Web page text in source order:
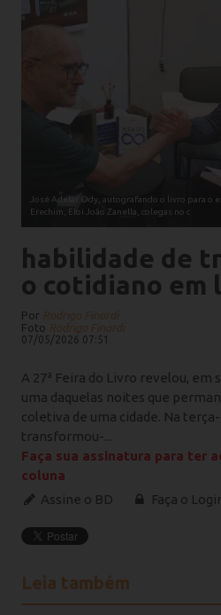
José Adelar Ody, autografando o livro para o
Erechim, Eloi João Zanella, colegas no c
habilidade de
o cotidiano em
Por Rodrigo Finardi
Foto Rodrigo Finardi
07/05/2026 07:51
A 27ª Feira do Livro revelou, em
uma daquelas noites que
coletiva de uma cidade. Na
transformou-...
Faça sua assinatura para ter
coluna
Assine o BD
Faça o
Leia também